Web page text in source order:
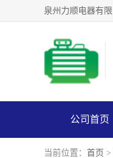
公司首页
当前位置： 首页 >